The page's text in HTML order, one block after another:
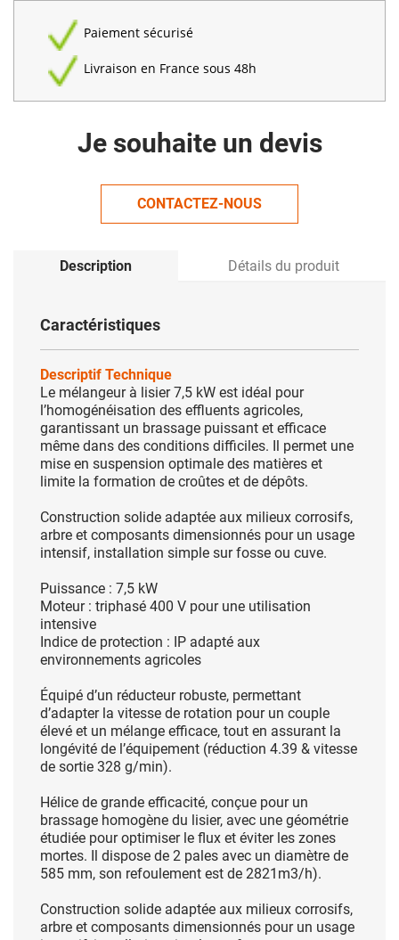
Paiement sécurisé
Livraison en France sous 48h
Je souhaite un devis
CONTACTEZ-NOUS
Description Détails du produit
Caractéristiques
Descriptif Technique
Le mélangeur à lisier 7,5 kW est idéal pour
l’homogénéisation des effluents agricoles,
garantissant un brassage puissant et efficace
même dans des conditions difficiles. Il permet une
mise en suspension optimale des matières et
limite la formation de croûtes et de dépôts.
Construction solide adaptée aux milieux corrosifs,
arbre et composants dimensionnés pour un usage
intensif, installation simple sur fosse ou cuve.
Puissance : 7,5 kW
Moteur : triphasé 400 V pour une utilisation
intensive
Indice de protection : IP adapté aux
environnements agricoles
Équipé d’un réducteur robuste, permettant
d’adapter la vitesse de rotation pour un couple
élevé et un mélange efficace, tout en assurant la
longévité de l’équipement (réduction 4.39 & vitesse
de sortie 328 g/min).
Hélice de grande efficacité, conçue pour un
brassage homogène du lisier, avec une géométrie
étudiée pour optimiser le flux et éviter les zones
mortes. Il dispose de 2 pales avec un diamètre de
585 mm, son refoulement est de 2821m3/h).
Construction solide adaptée aux milieux corrosifs,
arbre et composants dimensionnés pour un usage